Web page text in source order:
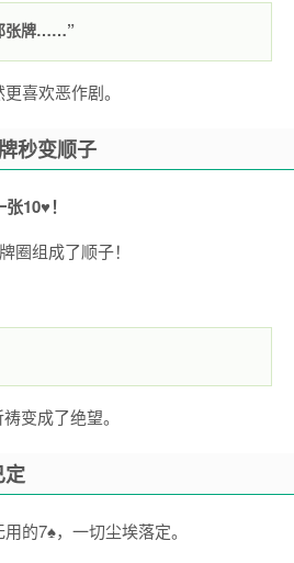
张牌……”
喜欢恶作剧。
秒变顺子
10♥！
圈组成了顺子！
变成了绝望。
定
的7♠，一切尘埃落定。